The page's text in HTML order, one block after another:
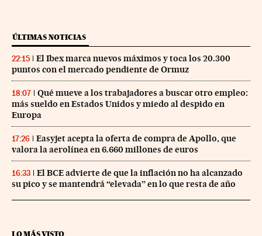
ÚLTIMAS NOTICIAS
22:15
El Ibex marca nuevos máximos y toca los 20.300
puntos con el mercado pendiente de Ormuz
18:07
Qué mueve a los trabajadores a buscar otro empleo:
más sueldo en Estados Unidos y miedo al despido en
Europa
17:26
Easyjet acepta la oferta de compra de Apollo, que
valora la aerolínea en 6.660 millones de euros
16:33
El BCE advierte de que la inflación no ha alcanzado
su pico y se mantendrá “elevada” en lo que resta de año
LO MÁS VISTO